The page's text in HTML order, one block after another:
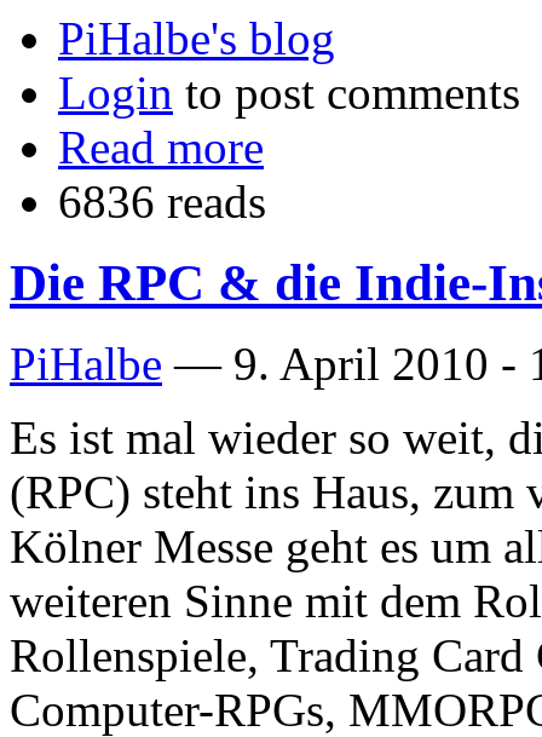
PiHalbe's blog
Login to post comments
Read more
6836 reads
Die RPC & die Indie-
PiHalbe — 9. April 2010 -
Es ist mal wieder so weit,
(RPC) steht ins Haus, zum
Kölner Messe geht es um
weiteren Sinne mit dem
Rollenspiele, Trading Card
Computer-RPGs,